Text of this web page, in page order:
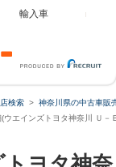
輸入車
検索 神奈川県の中古車販
ウエインズトヨタ神奈川 Ｕ－